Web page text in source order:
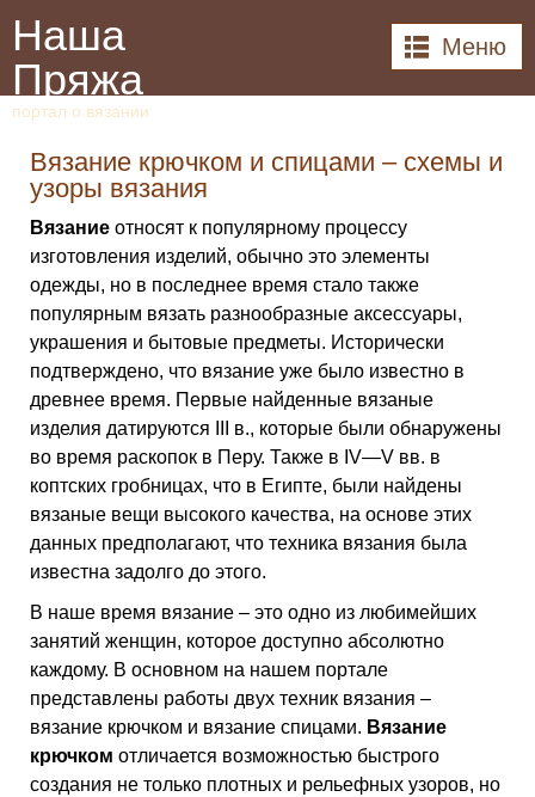
Наша
Пряжа
портал о вязании
Меню
Вязание крючком и спицами – схемы и
узоры вязания
Вязание относят к популярному процессу
изготовления изделий, обычно это элементы
одежды, но в последнее время стало также
популярным вязать разнообразные аксессуары,
украшения и бытовые предметы. Исторически
подтверждено, что вязание уже было известно в
древнее время. Первые найденные вязаные
изделия датируются III в., которые были обнаружены
во время раскопок в Перу. Также в IV—V вв. в
коптских гробницах, что в Египте, были найдены
вязаные вещи высокого качества, на основе этих
данных предполагают, что техника вязания была
известна задолго до этого.
В наше время вязание – это одно из любимейших
занятий женщин, которое доступно абсолютно
каждому. В основном на нашем портале
представлены работы двух техник вязания –
вязание крючком и вязание спицами. Вязание
крючком отличается возможностью быстрого
создания не только плотных и рельефных узоров, но